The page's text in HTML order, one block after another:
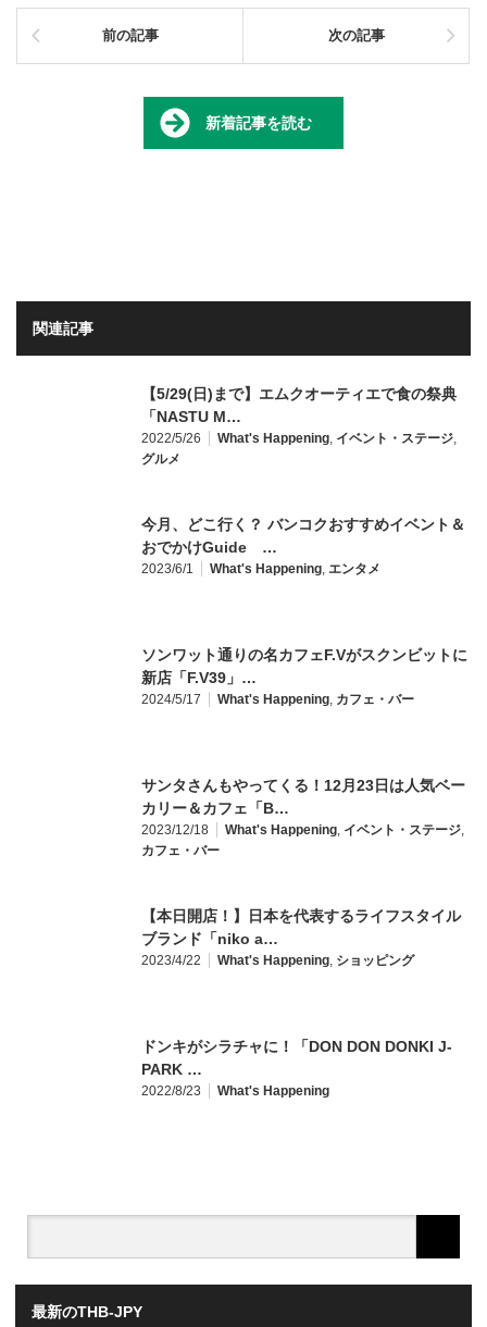
前の記事 次の記事
新着記事を読む
関連記事
【5/29(日)まで】エムクオーティエで食の祭典
「NASTU M…
2022/5/26 What's Happening, イベント・ステージ,
グルメ
今月、どこ行く？ バンコクおすすめイベント＆
おでかけGuide …
2023/6/1 What's Happening, エンタメ
ソンワット通りの名カフェF.Vがスクンビットに
新店「F.V39」…
2024/5/17 What's Happening, カフェ・バー
サンタさんもやってくる！12月23日は人気ベー
カリー＆カフェ「B…
2023/12/18 What's Happening, イベント・ステージ,
カフェ・バー
【本日開店！】日本を代表するライフスタイル
ブランド「niko a…
2023/4/22 What's Happening, ショッピング
ドンキがシラチャに！「DON DON DONKI J-
PARK …
2022/8/23 What's Happening
最新のTHB-JPY